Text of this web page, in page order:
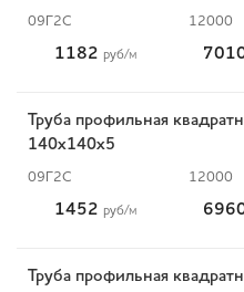
09Г2С 12000
1182 руб/м
Труба профильная
140х140х5
09Г2С 12000
1452 руб/м
Труба профильная